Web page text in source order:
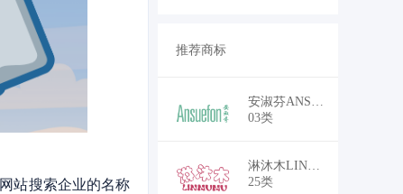
站搜索企业的名称
推荐商标
安淑芬ANSUEFON
03类
淋沐木LINMUMU
25类